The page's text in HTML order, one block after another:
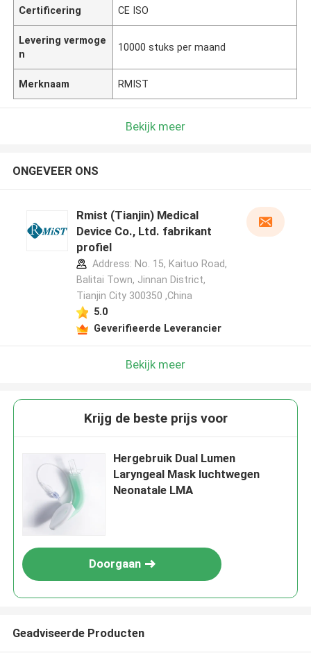
Certificering CE ISO
Levering vermoge
n
10000 stuks per maand
Merknaam RMIST
Bekijk meer
ONGEVEER ONS
Rmist (Tianjin) Medical
Device Co., Ltd. fabrikant
profiel
Address: No. 15, Kaituo Road,
Balitai Town, Jinnan District,
Tianjin City 300350 ,China
5.0
Geverifieerde Leverancier
Bekijk meer
Krijg de beste prijs voor
Hergebruik Dual Lumen
Laryngeal Mask luchtwegen
Neonatale LMA
Doorgaan
Geadviseerde Producten